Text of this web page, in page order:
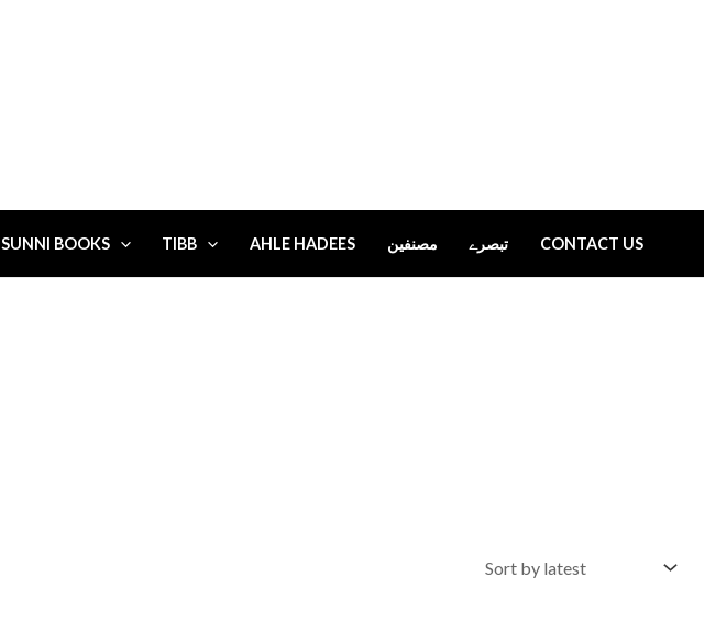
SUNNI BOOKS TIBB AHLE HADEES مصنفین تبصرے CONTACT US